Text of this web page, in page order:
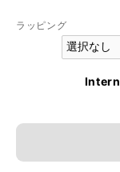
ラッピング